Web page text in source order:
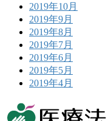
2019年10月
2019年9月
2019年8月
2019年7月
2019年6月
2019年5月
2019年4月